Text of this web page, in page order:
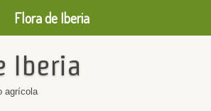
Iberia
agrícola
Flora de Iberia